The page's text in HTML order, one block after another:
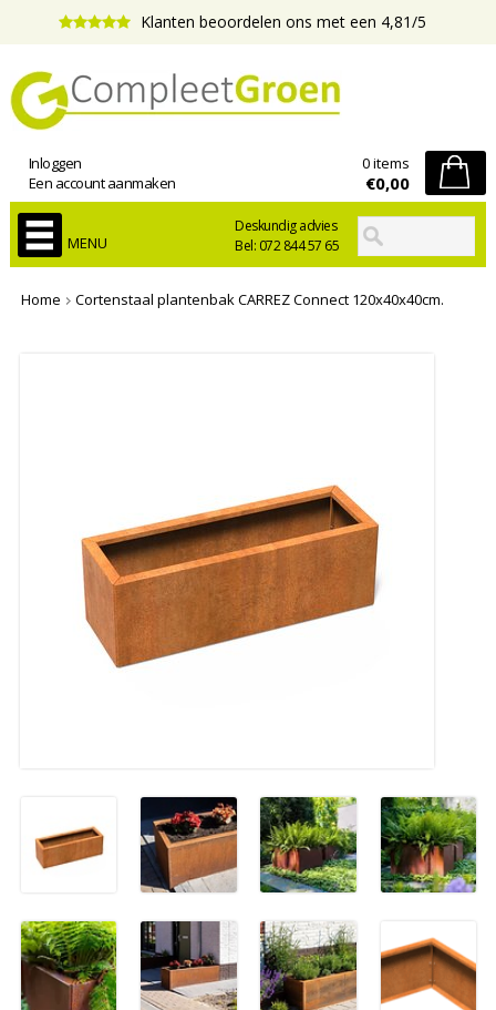
Klanten beoordelen ons met een 4,81/5
Deskundig advies
Bel: 072 844 57 65
Inloggen
Een account aanmaken
0 items
€0,00
MENU
Home Cortenstaal plantenbak CARREZ Connect 120x40x40cm.